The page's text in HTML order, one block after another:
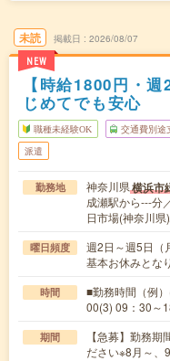
未読
NEW
掲載日 2026/08/07
【時給1800円・
じめてでも安心
職種未経験OK 交通費別途
派遣
勤務地 神奈川県横浜市
成瀬駅から---分
日市場(神奈川
曜日頻度
週2日～週5日（
基本お休みとな
時間
■勤務時間（例
00(3) 09：30～
期間
【急募】勤務
ださい※8月～、